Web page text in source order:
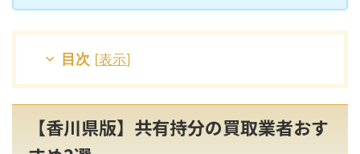
目次 [表示]
【香川県版】共有持分の買取業者おす